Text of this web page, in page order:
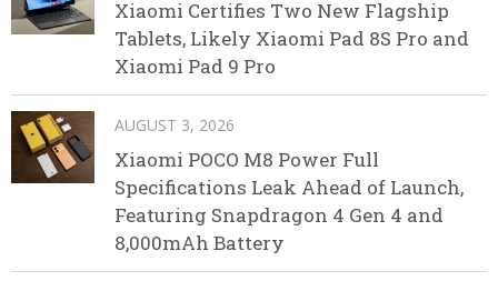
Xiaomi Certifies Two New Flagship
Tablets, Likely Xiaomi Pad 8S Pro and
Xiaomi Pad 9 Pro
AUGUST 3, 2026
Xiaomi POCO M8 Power Full
Specifications Leak Ahead of Launch,
Featuring Snapdragon 4 Gen 4 and
8,000mAh Battery